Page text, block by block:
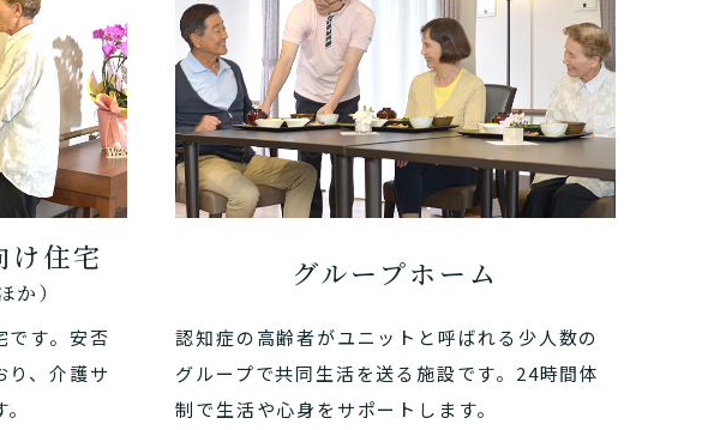
け住宅
か）
です。安否
り、介護サ
グループホーム
認知症の高齢者がユニットと呼ばれる少人数の
グループで共同生活を送る施設です。24時間体
制で生活や心身をサポートします。